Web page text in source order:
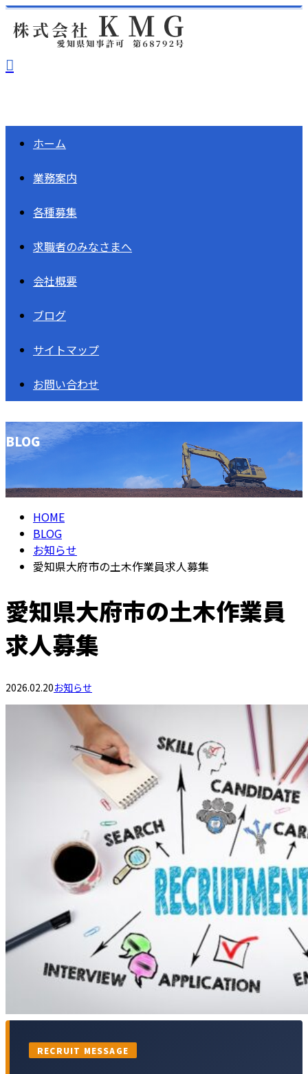
ホーム
業務案内
各種募集
求職者のみなさまへ
会社概要
ブログ
サイトマップ
お問い合わせ
BLOG
HOME
BLOG
お知らせ
愛知県大府市の土木作業員求人募集
愛知県大府市の土木作業員
求人募集
2026.02.20お知らせ
RECRUIT MESSAGE